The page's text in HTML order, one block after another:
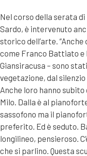
Nel corso della serata
Sardo, è intervenuto
storico dell’arte.
come Franco Battiato e
Giansiracusa – sono
vegetazione, dal
Anche loro hanno
Milo. Dalla è al
sassofono ma il
preferito. Ed è seduto.
longilineo, pensieroso.
che si parlino. Questa